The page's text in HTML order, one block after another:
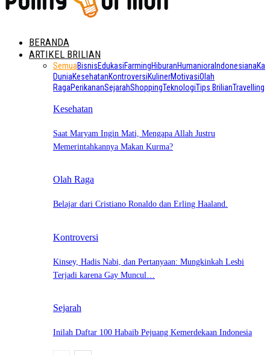
BERANDA
ARTIKEL BRILIAN
SemuaBisnisEdukasiFarmingHiburanHumaniora Indonesiana
DuniaKesehatanKontroversiKulinerMotivasiOlah
RagaPerikananSejarahShoppingTeknologiTips BrilianTravelling
Kesehatan
Saat Maryam Ingin Mati, Mengapa Allah Justru
Memerintahkannya Makan Kurma?
Olah Raga
Belajar dari Cristiano Ronaldo dan Erling Haaland.
Kontroversi
Kinsey, Hadis Nabi, dan Pertanyaan: Mungkinkah Lesbi
Terjadi karena Gay Muncul…
Sejarah
Inilah Daftar 100 Habaib Pejuang Kemerdekaan Indonesia